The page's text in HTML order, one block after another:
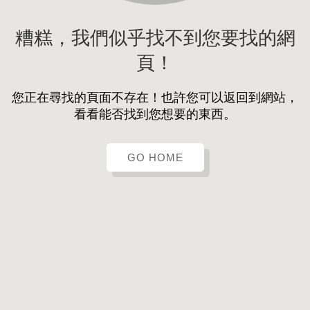
糟糕，我們似乎找不到您要找的網
頁！
您正在尋找的頁面不存在！也許您可以返回到網站，
看看能否找到您想要的東西。
GO HOME